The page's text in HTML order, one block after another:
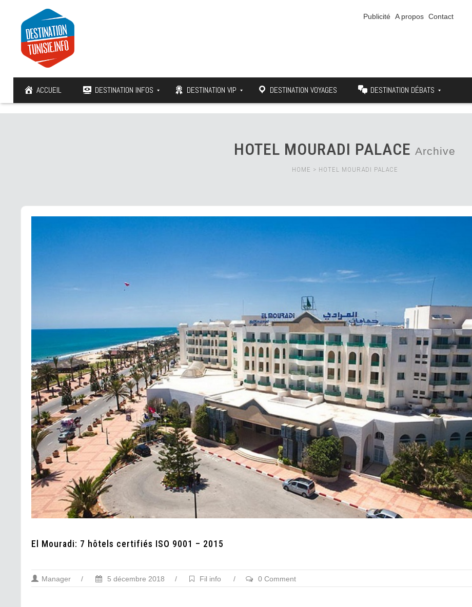
Publicité A propos Contact
ACCUEIL DESTINATION INFOS DESTINATION VIP DESTINATION VOYAGES DESTINATION DÉBATS
HOTEL MOURADI PALACE Archive
HOME > HOTEL MOURADI PALACE
El Mouradi: 7 hôtels certifiés ISO 9001 – 2015
Manager / 5 décembre 2018 / Fil info / 0 Comment